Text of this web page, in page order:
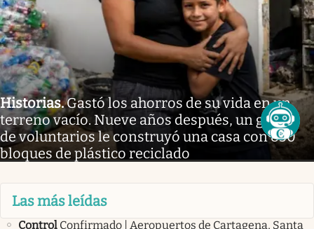
Historias.Gastó los ahorros de su vida en un
terreno vacío. Nueve años después, un grupo
de voluntarios le construyó una casa con 850
bloques de plástico reciclado
Las más leídas
Control Confirmado | Aeropuertos de Cartagena, Santa